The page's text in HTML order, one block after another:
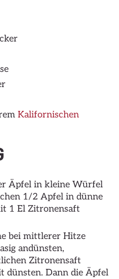
Kalifornischen
Äpfel in kleine Würfel
1/2 Apfel in dünne
1 El Zitronensaft
bei mittlerer Hitze
andünsten,
Zitronensaft
dünsten. Dann die Äpfel